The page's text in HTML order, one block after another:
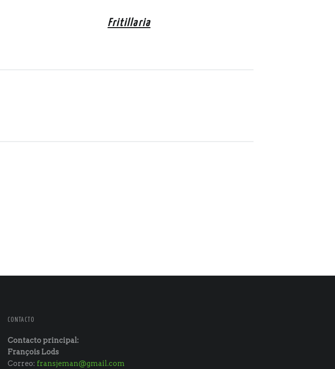
Fritillaria
CONTACTO
Contacto principal:
François Lods
Correo: fransjeman@gmail.com